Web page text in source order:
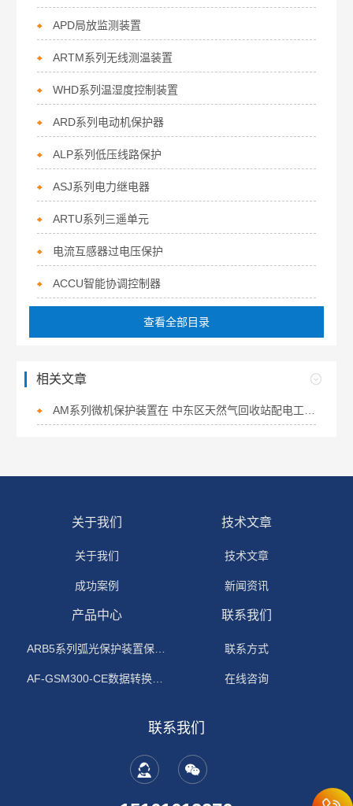
APD局放监测装置
ARTM系列无线测温装置
WHD系列温湿度控制装置
ARD系列电动机保护器
ALP系列低压线路保护
ASJ系列电力继电器
ARTU系列三遥单元
电流互感器过电压保护
ACCU智能协调控制器
查看全部目录
相关文章
关于我们
关于我们
成功案例
技术文章
技术文章
新闻资讯
产品中心
ARB5系列弧光保护装置保护功能原理
AF-GSM300-CE数据转换模块
联系我们
联系方式
在线咨询
联系我们